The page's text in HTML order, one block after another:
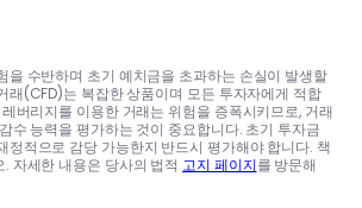
을 수반하며 초기 예치금을 초과하는 손실이 발생할
래(CFD)는 복잡한 상품이며 모든 투자자에게 적합
버리지를 이용한 거래는 위험을 증폭시키므로, 거래
수 능력을 평가하는 것이 중요합니다. 초기 투자금
정적으로 감당 가능한지 반드시 평가해야 합니다. 책
자세한 내용은 당사의 법적 고지 페이지를 방문해